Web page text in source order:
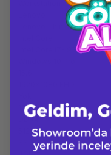
Lenovo ThinkPad P53
Intel Core i7- 9750H
16GB
DDR4
512GB